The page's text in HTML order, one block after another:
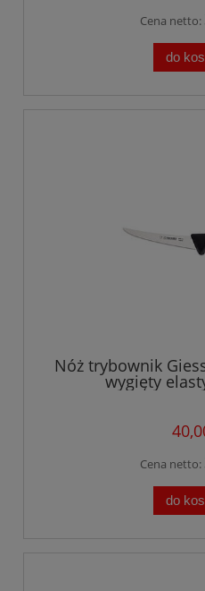
Cena netto:
do
Nóż trybownik
wygięty
Cena netto:
do